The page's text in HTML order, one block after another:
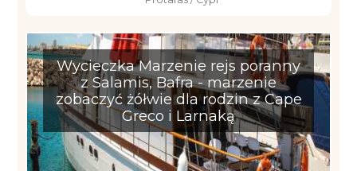
Wycieczka Marzenie rejs poranny
z Salamis, Bafra - marzenie
zobaczyć żółwie dla rodzin z Cape
Greco i Larnaką